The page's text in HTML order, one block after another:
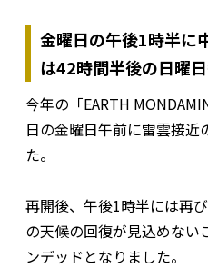
金曜日の午後1時半に
は42時間半後の日曜
今年の「EARTH
日の金曜日午前に雷雲接近
た。
再開後、午後1時半には再
の天候の回復が見込めない
ンデッドとなりました。